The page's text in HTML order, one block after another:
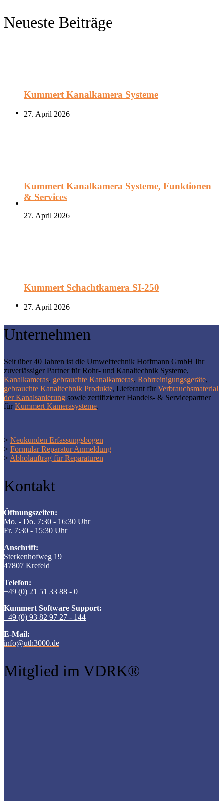
Neueste Beiträge
Kummert Kanalkamera Systeme
27. April 2026
Kummert Kanalkamera Systeme, Funktionen
& Services
27. April 2026
Kummert Schachtkamera SI-250
27. April 2026
Unternehmen
Seit über 40 Jahren ist die Umwelttechnik Hoffmann GmbH Ihr
zuverlässiger Partner für Rohr- und Kanaltechnik Systeme,
Kanalkameras, gebrauchte Kanalkameras, Rohrreinigungsgeräte,
gebrauchte Kanaltechnik Produkte, Lieferant für Verbrauchsmaterial
der Kanalsanierung sowie zertifizierter Handels- & Servicepartner
für Kummert Kamerasysteme.
> Neukunden Erfassungsbogen
> Formular Reparatur Anmeldung
> Abholauftrag für Reparaturen
Kontakt
Öffnungszeiten:
Mo. - Do. 7:30 - 16:30 Uhr
Fr. 7:30 - 15:30 Uhr
Anschrift:
Sterkenhofweg 19
47807 Krefeld
Telefon:
+49 (0) 21 51 33 88 - 0
Kummert Software Support:
+49 (0) 93 82 97 27 - 144
E-Mail:
info@uth3000.de
Mitglied im VDRK®